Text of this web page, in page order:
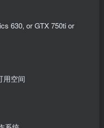
630, or GTX 750ti or
用空间